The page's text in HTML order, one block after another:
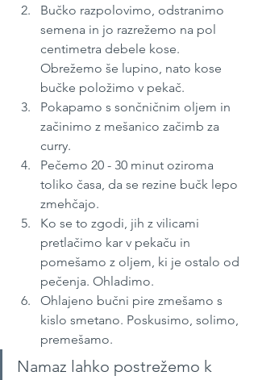
Bučko razpolovimo, odstranimo
semena in jo razrežemo na pol
centimetra debele kose.
Obrežemo še lupino, nato kose
bučke položimo v pekač.
Pokapamo s sončničnim oljem in
začinimo z mešanico začimb za
curry.
Pečemo 20 - 30 minut oziroma
toliko časa, da se rezine bučk lepo
zmehčajo.
Ko se to zgodi, jih z vilicami
pretlačimo kar v pekaču in
pomešamo z oljem, ki je ostalo od
pečenja. Ohladimo.
Ohlajeno bučni pire zmešamo s
kislo smetano. Poskusimo, solimo,
premešamo.
Namaz lahko postrežemo k